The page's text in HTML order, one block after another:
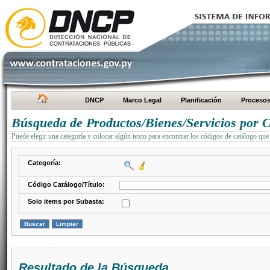
DNCP Marco Legal Planificación Procesos
Búsqueda de Productos/Bienes/Servicios por
Puede elegir una categoría y colocar algún texto para encontrar los códigos de catálogo
Categoría:
Código Catálogo/Título:
Solo items por Subasta: